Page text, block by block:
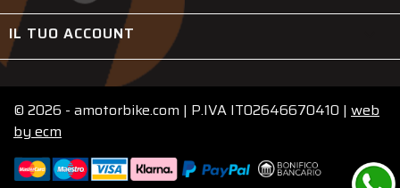
IL TUO ACCOUNT
© 2026 - amotorbike.com | P.IVA IT02646670410 | web
byecm